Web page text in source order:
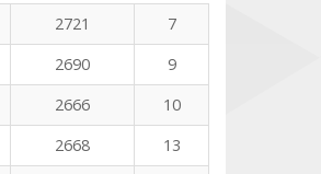
2721
7
2690
9
2666
10
2668
13